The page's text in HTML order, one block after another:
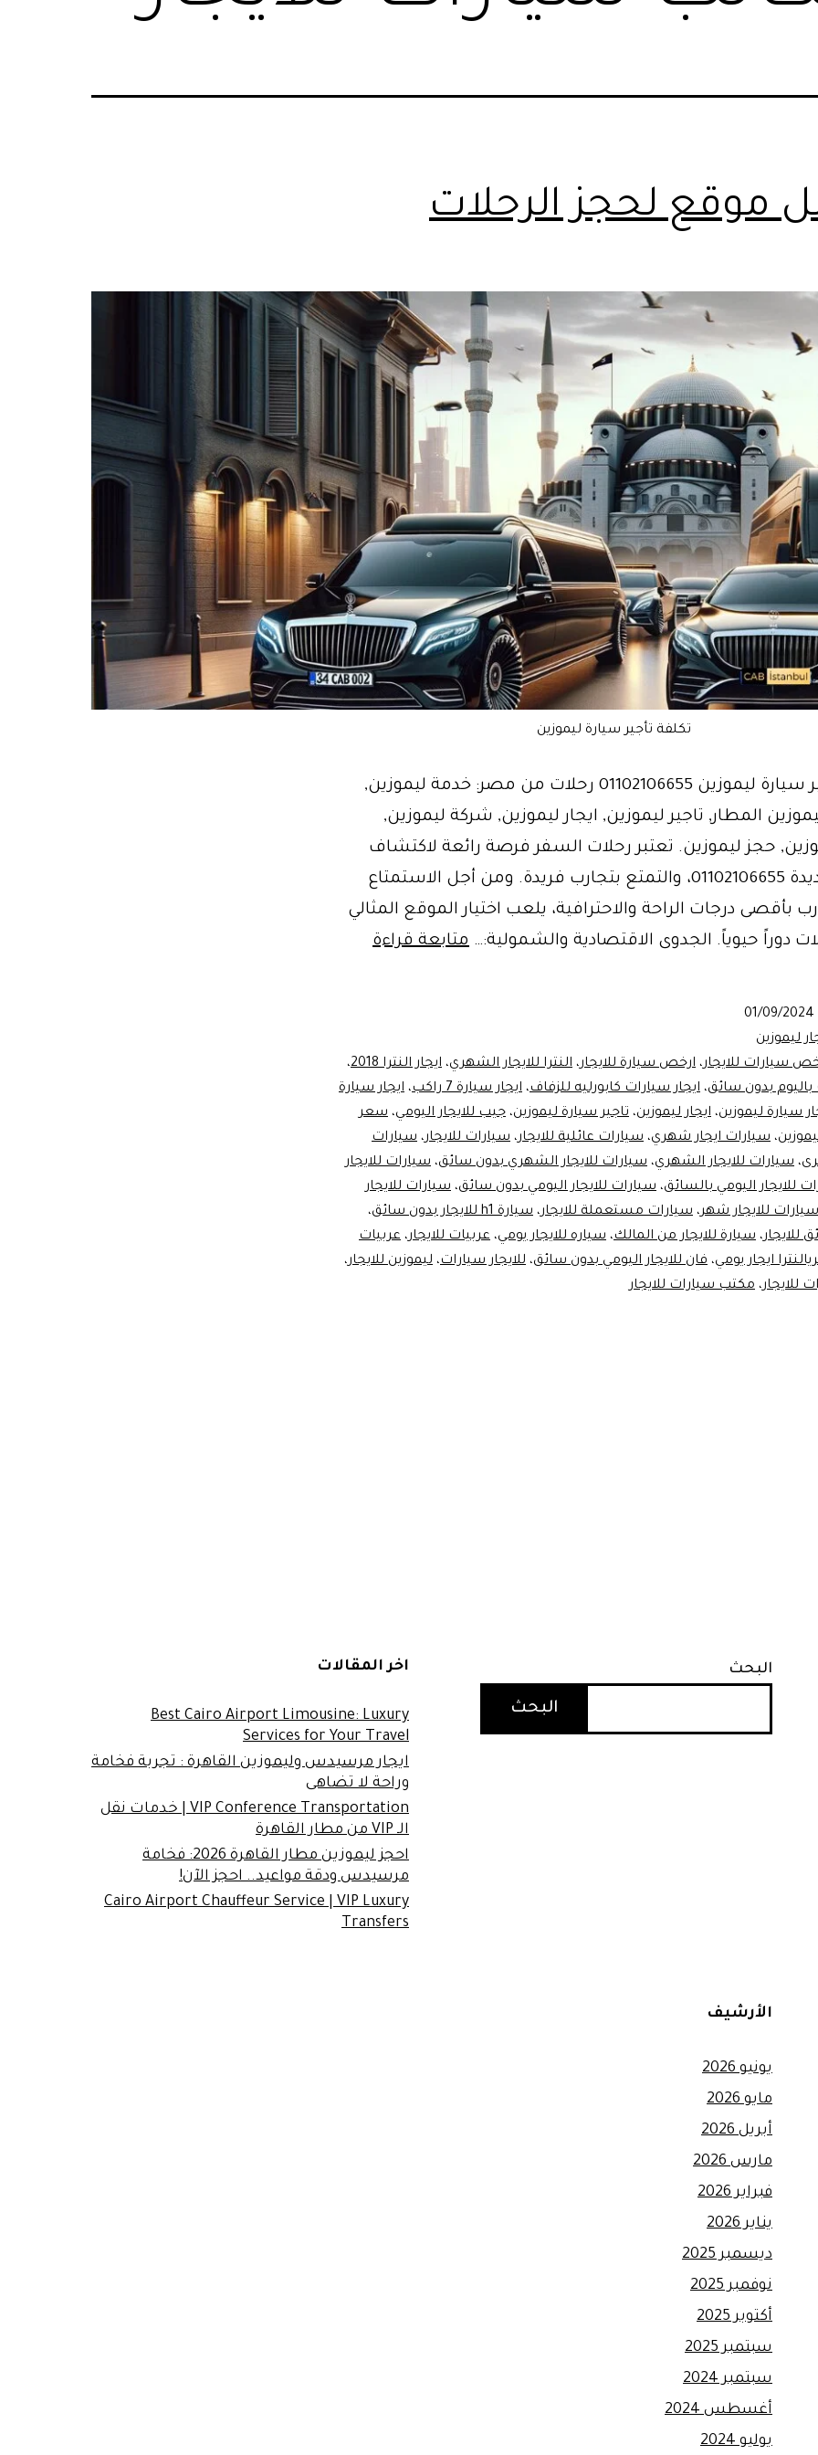
موقع لحجز الرحلات
تكلفة تأجير سيارة ليموزين
تكلفة تأجير سيارة ليموزين 01102106655 رحلات من مصر: خدمة ليموزين,
المطار, تاجير ليموزين, ايجار ليموزين, شركة ليموزين,
حجز ليموزين. تعتبر رحلات السفر فرصة رائعة لاكتشاف
ثقافات جديدة 01102106655، والتمتع بتجارب فريدة. ومن أجل الاستمتاع
بأقصى درجات الراحة والاحترافية، يلعب اختيار الموقع المثالي
دوراً حيوياً. الجدوى الاقتصادية والشمولية:… متابعة قراءةافضل
01/09/2024
ليموزين
سيارات للايجار، ارخص سيارة للايجار، النترا للايجار الشهري، ايجار النترا 2018
،
باليوم بدون سائق، ايجار سيارات كابورليه للزفاف، ايجار سيارة 7 راكب ، ايجار سيارة
سيارة ليموزين، ايجار ليموزين، تاجير سيارة ليموزين، جيب للايجار اليومي، سعر
، سيارات ايجار شهري، سيارات عائلية للايجار، سيارات للايجار، سيارات
، سيارات للايجار الشهري، سيارات للايجار الشهري بدون سائق، سيارات للايجار
للايجار اليومي بالسائق، سيارات للايجار اليومي بدون سائق، سيارات للايجار
سيارات للايجار شهر، سيارات مستعملة للايجار، سيارة h1 للايجار بدون سائق
،
للايجار، سيارة للايجار من المالك، سياره للايجار يومي، عربيات للايجار، عربيات
ايجار يومي، فان للايجار اليومي بدون سائق، للايجار سيارات، ليموزين للايجار،
للايجار، مكتب سيارات للايجار
البحث
البحث
اخر المقالات
Best Cairo Airport Limousine: Luxury
Services for Your Travel
ايجار مرسيدس وليموزين القاهرة : تجربة فخامة
وراحة لا تضاهى
VIP Conference Transportation | خدمات نقل
الـ VIP من مطار القاهرة
احجز ليموزين مطار القاهرة 2026: فخامة
مرسيدس ودقة مواعيد.. احجز الآن!
Cairo Airport Chauffeur Service | VIP Luxury
Transfers
الأرشيف
يونيو 2026
مايو 2026
أبريل 2026
مارس 2026
فبراير 2026
يناير 2026
ديسمبر 2025
نوفمبر 2025
أكتوبر 2025
سبتمبر 2025
سبتمبر 2024
أغسطس 2024
يوليو 2024